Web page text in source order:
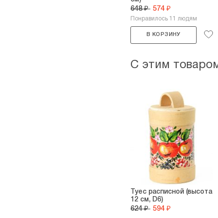
648 ₽ 574 ₽
Понравилось 11 людям
В КОРЗИНУ
С этим
Туес расписной (высота
12 см, D6)
624 ₽ 594 ₽